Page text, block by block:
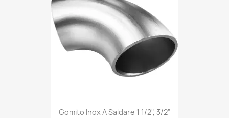
Gomito Inox A Saldare 1 1/2", 3/2"